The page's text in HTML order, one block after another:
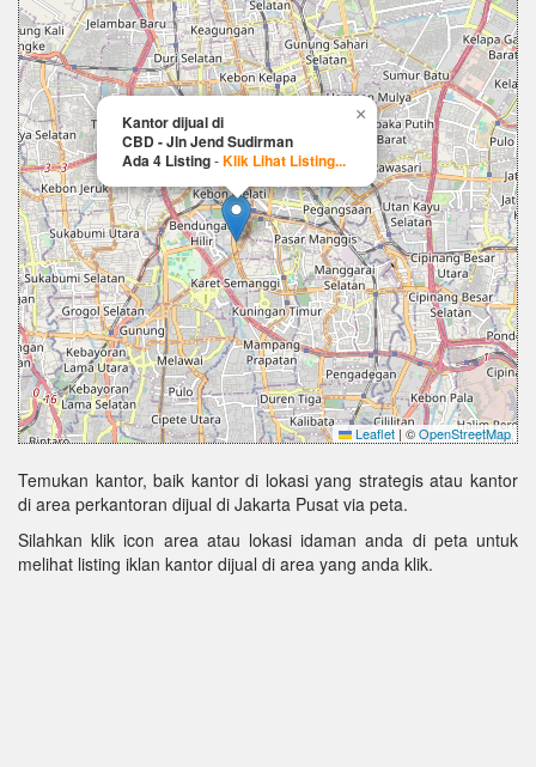
Kantor dijual di
CBD - Jln Jend Sudirman
Ada 4 Listing-Klik Lihat Listing...
×
Leaflet | ©OpenStreetMap
Temukan kantor, baik kantor di lokasi yang strategis atau kantor
di area perkantoran dijual di Jakarta Pusat via peta.
Silahkan klik icon area atau lokasi idaman anda di peta untuk
melihat listing iklan kantor dijual di area yang anda klik.